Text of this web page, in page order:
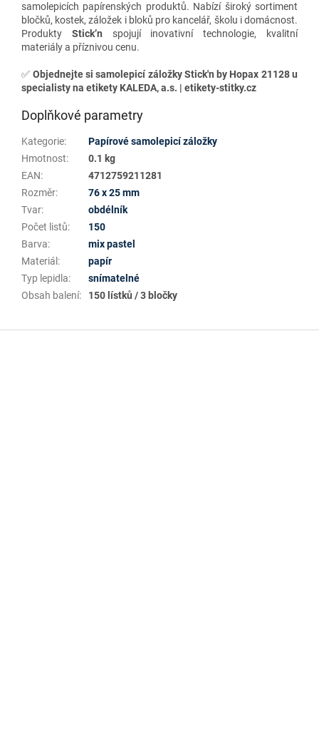
samolepicích papírenských produktů. Nabízí široký sortiment
bločků, kostek, záložek i bloků pro kancelář, školu i domácnost.
Produkty Stick’n spojují inovativní technologie, kvalitní
materiály a příznivou cenu.
✅ Objednejte si samolepicí záložky Stick'n by Hopax 21128 u
specialisty na etikety KALEDA, a.s. | etikety-stitky.cz
Doplňkové parametry
Kategorie:
Papírové samolepicí záložky
Hmotnost:
0.1 kg
EAN:
4712759211281
Rozměr:
76 x 25 mm
Tvar:
obdélník
Počet listů:
150
Barva:
mix pastel
Materiál :
papír
Typ lepidla:
snímatelné
Obsah balení: 150 lístků / 3 bločky